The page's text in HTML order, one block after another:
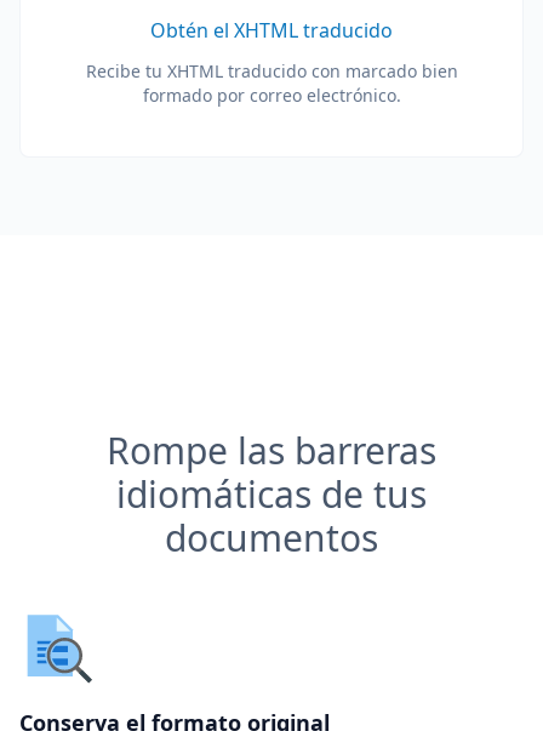
Obtén el XHTML traducido
Recibe tu XHTML traducido con marcado bien
formado por correo electrónico.
Rompe las barreras
idiomáticas de tus
documentos
Conserva el formato original